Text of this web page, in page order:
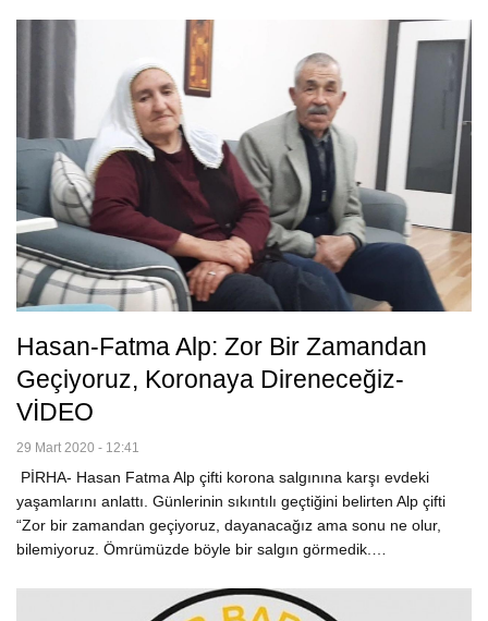
Hasan-Fatma Alp: Zor Bir Zamandan
Geçiyoruz, Koronaya Direneceğiz-
VİDEO
29 Mart 2020 - 12:41
PİRHA- Hasan Fatma Alp çifti korona salgınına karşı evdeki
yaşamlarını anlattı. Günlerinin sıkıntılı geçtiğini belirten Alp çifti
“Zor bir zamandan geçiyoruz, dayanacağız ama sonu ne olur,
bilemiyoruz. Ömrümüzde böyle bir salgın görmedik.…